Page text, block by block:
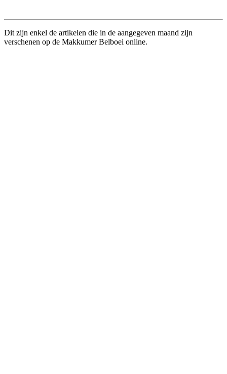
Dit zijn enkel de artikelen die in de aangegeven maand zijn
verschenen op de Makkumer Belboei online.